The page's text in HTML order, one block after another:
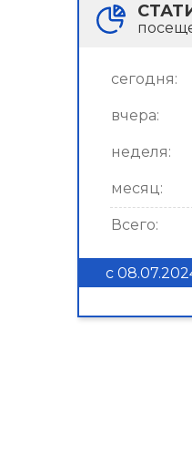
сегодня:
вчера:
неделя:
месяц:
Всего:
с